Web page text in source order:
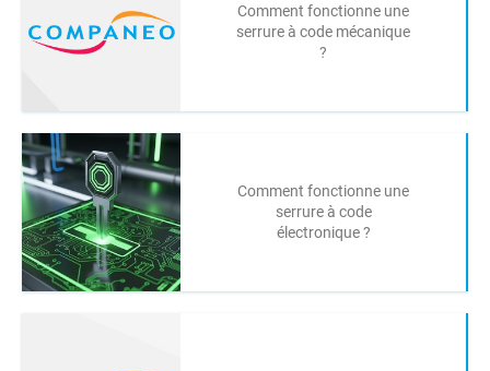
Comment fonctionne une
serrure à code mécanique
?
Comment fonctionne une
serrure à code
électronique ?